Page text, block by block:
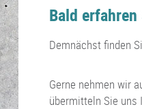
Bald
Demnächst finden
Gerne nehmen wir
übermitteln Sie uns